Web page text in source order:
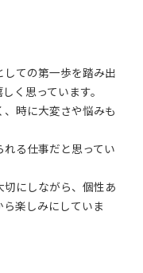
ての第一歩を踏み出
く思っています。
時に大変さや悩みも
る仕事だと思ってい
にしながら、個性あ
楽しみにしていま